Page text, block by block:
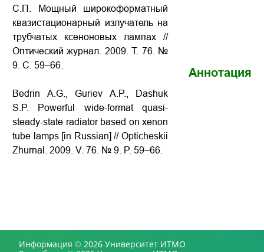
С.П. Мощный широкоформатный
квазистационарный излучатель на
трубчатых ксеноновых лампах //
Оптический журнал. 2009. Т. 76. №
9. С. 59–66.
Bedrin A.G., Guriev A.P., Dashuk
S.P. Powerful wide-format quasi-
steady-state radiator based on xenon
tube lamps [in Russian] // Opticheskii
Zhurnal. 2009. V. 76. № 9. P. 59–66.
Аннотация
Информация © 2026 Университет ИТМО